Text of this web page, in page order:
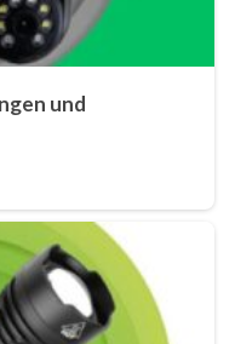
und